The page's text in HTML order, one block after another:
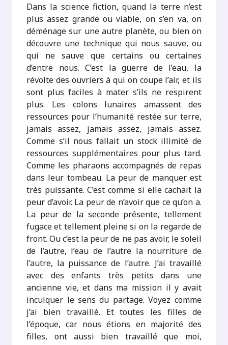
Dans la science fiction, quand la terre n’est
plus assez grande ou viable, on s’en va, on
déménage sur une autre planète, ou bien on
découvre une technique qui nous sauve, ou
qui ne sauve que certains ou certaines
d’entre nous. C’est la guerre de l’eau, la
révolte des ouvriers à qui on coupe l’air, et ils
sont plus faciles à mater s’ils ne respirent
plus. Les colons lunaires amassent des
ressources pour l’humanité restée sur terre,
jamais assez, jamais assez, jamais assez.
Comme s’il nous fallait un stock illimité de
ressources supplémentaires pour plus tard.
Comme les pharaons accompagnés de repas
dans leur tombeau. La peur de manquer est
très puissante. C’est comme si elle cachait la
peur d’avoir. La peur de n’avoir que ce qu’on a.
La peur de la seconde présente, tellement
fugace et tellement pleine si on la regarde de
front. Ou c’est la peur de ne pas avoir, le soleil
de l’autre, l’eau de l’autre la nourriture de
l’autre, la puissance de l’autre. J’ai travaillé
avec des enfants très petits dans une
ancienne vie, et dans ma mission il y avait
inculquer le sens du partage. Voyez comme
j’ai bien travaillé. Et toutes les filles de
l’époque, car nous étions en majorité des
filles, ont aussi bien travaillé que moi,